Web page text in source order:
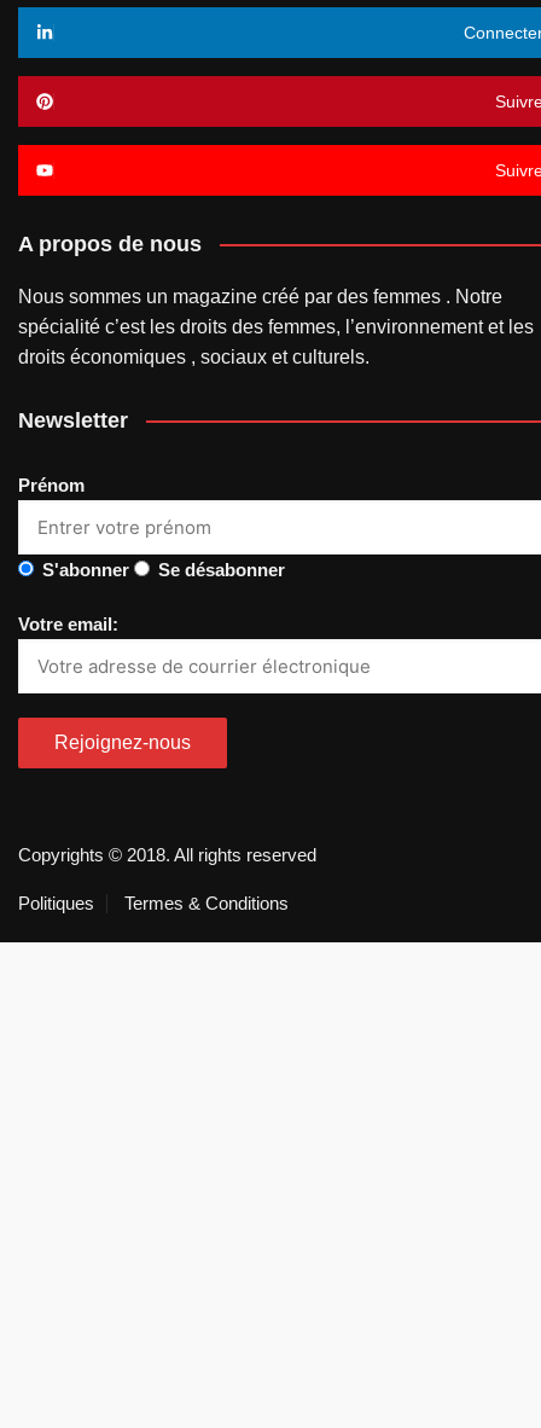
A propos de nous
Nous sommes un magazine créé par des femmes . Notre
spécialité c’est les droits des femmes, l’environnement et les
droits économiques , sociaux et culturels.
Newsletter
Prénom
S'abonner Se désabonner
Votre email:
Copyrights © 2018. All rights reserved
Politiques Termes & Conditions